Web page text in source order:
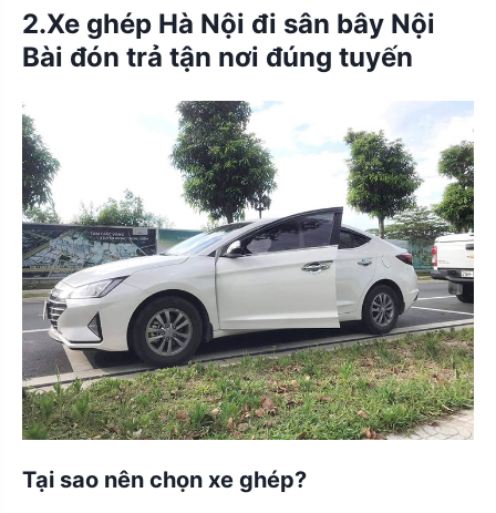
2.Xe ghép Hà Nội đi sân bây Nội
Bài đón trả tận nơi đúng tuyến
Tại sao nên chọn xe ghép?